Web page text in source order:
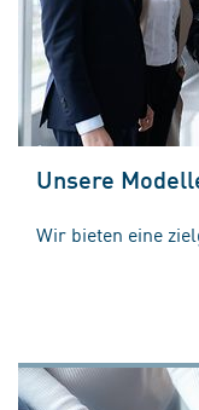
Unsere
Wir bieten eine